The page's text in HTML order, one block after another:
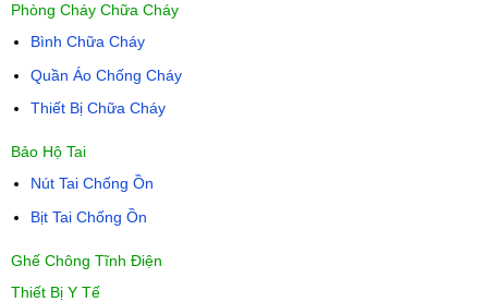
Phòng Cháy Chữa Cháy
Bình Chữa Cháy
Quần Áo Chống Cháy
Thiết Bị Chữa Cháy
Bảo Hộ Tai
Nút Tai Chống Ồn
Bịt Tai Chống Ồn
Ghế Chông Tĩnh Điện
Thiết Bị Y Tế